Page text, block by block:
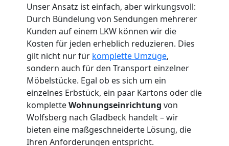
Unser Ansatz ist einfach, aber wirkungsvoll:
Durch Bündelung von Sendungen mehrerer
Kunden auf einem LKW können wir die
Kosten für jeden erheblich reduzieren. Dies
gilt nicht nur für komplette Umzüge,
sondern auch für den Transport einzelner
Möbelstücke. Egal ob es sich um ein
einzelnes Erbstück, ein paar Kartons oder die
kompletteWohnungseinrichtung von
Wolfsberg nach Gladbeck handelt – wir
bieten eine maßgeschneiderte Lösung, die
Ihren Anforderungen entspricht.
Möbeltaxi
Wolfsberg
Kleintransport
Wolfsberg